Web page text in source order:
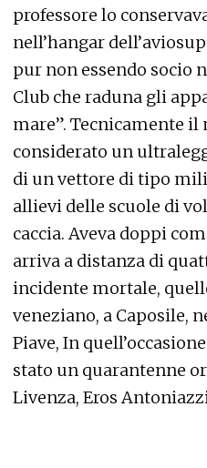
professore lo
nell’hangar
pur non essendo socio
Club che raduna gli
mare”. Tecnicamente il
considerato un
di un vettore di tipo
allievi delle scuole di
caccia. Aveva doppi
arriva a distanza di
incidente mortale,
veneziano, a Caposile,
Piave, In
stato un quarantenne
Livenza, Eros